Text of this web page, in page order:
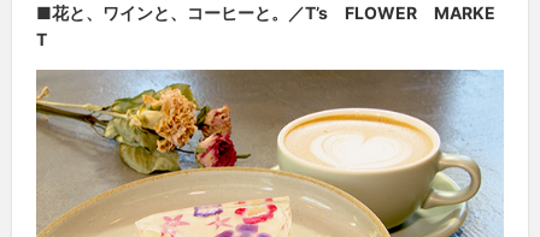
■花と、ワインと、コーヒーと。／T’s FLOWER MARKE
T